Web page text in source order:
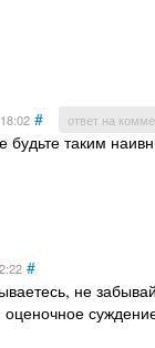
# ответ на
будьте таким
#
не